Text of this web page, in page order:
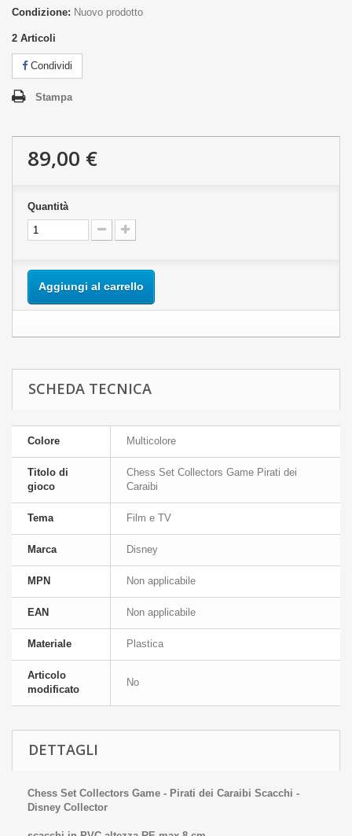
Condizione: Nuovo prodotto
2 Articoli
Condividi
Stampa
89,00 €
Quantità
Aggiungi al carrello
SCHEDA TECNICA
Colore Multicolore
Titolo di
gioco
Chess Set Collectors Game Pirati dei
Caraibi
Tema Film e TV
Marca Disney
MPN Non applicabile
EAN Non applicabile
Materiale Plastica
Articolo
modificato
No
DETTAGLI
Chess Set Collectors Game - Pirati dei Caraibi Scacchi -
Disney Collector